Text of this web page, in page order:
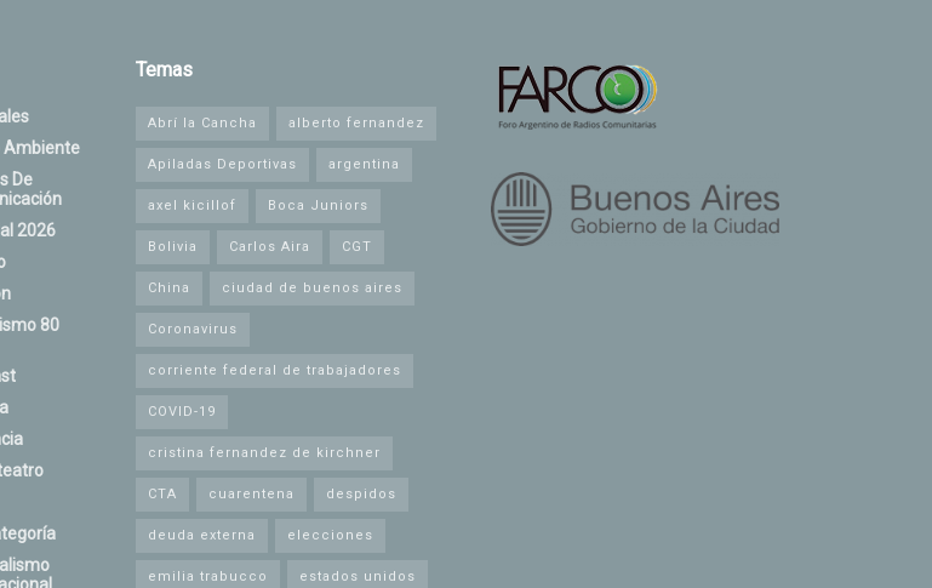
Ambiente
De
2026
80
Temas
Abrí la Cancha alberto fernandez
Apiladas Deportivas argentina
axel kicillof Boca Juniors
Bolivia Carlos Aira CGT
China ciudad de buenos aires
Coronavirus
corriente federal de trabajadores
COVID-19
cristina fernandez de kirchner
CTA cuarentena despidos
deuda externa elecciones
emilia trabucco estados unidos